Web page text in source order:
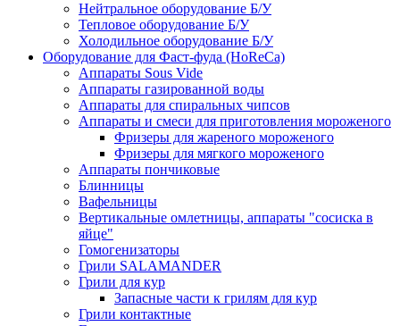
Нейтральное оборудование Б/У
Тепловое оборудование Б/У
Холодильное оборудование Б/У
Оборудование для Фаст-фуда (HoReCa)
Аппараты Sous Vide
Аппараты газированной воды
Аппараты для спиральных чипсов
Аппараты и смеси для приготовления мороженого
Фризеры для жареного мороженого
Фризеры для мягкого мороженого
Аппараты пончиковые
Блинницы
Вафельницы
Вертикальные омлетницы, аппараты "сосиска в
яйце"
Гомогенизаторы
Грили SALAMANDER
Грили для кур
Запасные части к грилям для кур
Грили контактные